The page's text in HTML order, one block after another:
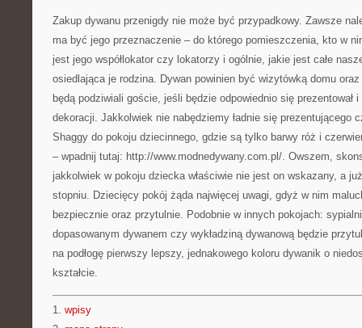
Zakup dywanu przenigdy nie może być przypadkowy. Zawsze
ma być jego przeznaczenie – do którego pomieszczenia, kto w
jest jego współlokator czy lokatorzy i ogólnie, jakie jest całe
osiedlająca je rodzina. Dywan powinien być wizytówką domu
będą podziwiali goście, jeśli będzie odpowiednio się prezentował
dekoracji. Jakkolwiek nie nabędziemy ładnie się prezentującego
Shaggy do pokoju dziecinnego, gdzie są tylko barwy róż i
– wpadnij tutaj: http://www.modnedywany.com.pl/. Owszem,
jakkolwiek w pokoju dziecka właściwie nie jest on wskazany, a
stopniu. Dziecięcy pokój żąda najwięcej uwagi, gdyż w nim
bezpiecznie oraz przytulnie. Podobnie w innych pokojach:
dopasowanym dywanem czy wykładziną dywanową będzie
na podłogę pierwszy lepszy, jednakowego koloru dywanik o
kształcie.
1. wpisy